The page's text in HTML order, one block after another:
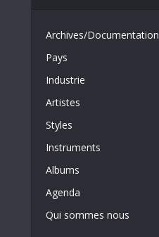
Archives/Documentation
Pays
Industrie
Artistes
Styles
Instruments
Albums
Agenda
Qui sommes nous